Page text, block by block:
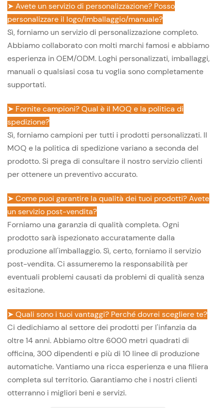
➤ Avete un servizio di personalizzazione? Posso
personalizzare il logo/imballaggio/manuale?
Sì, forniamo un servizio di personalizzazione completo.
Abbiamo collaborato con molti marchi famosi e abbiamo
esperienza in OEM/ODM. Loghi personalizzati, imballaggi,
manuali o qualsiasi cosa tu voglia sono completamente
supportati.
➤ Fornite campioni? Qual è il MOQ e la politica di
spedizione?
Sì, forniamo campioni per tutti i prodotti personalizzati. Il
MOQ e la politica di spedizione variano a seconda del
prodotto. Si prega di consultare il nostro servizio clienti
per ottenere un preventivo accurato.
➤ Come puoi garantire la qualità dei tuoi prodotti? Avete
un servizio post-vendita?
Forniamo una garanzia di qualità completa. Ogni
prodotto sarà ispezionato accuratamente dalla
produzione all'imballaggio. Sì, certo, forniamo il servizio
post-vendita. Ci assumeremo la responsabilità per
eventuali problemi causati da problemi di qualità senza
esitazione.
➤ Quali sono i tuoi vantaggi? Perché dovrei scegliere te?
Ci dedichiamo al settore dei prodotti per l'infanzia da
oltre 14 anni. Abbiamo oltre 6000 metri quadrati di
officina, 300 dipendenti e più di 10 linee di produzione
automatiche. Vantiamo una ricca esperienza e una filiera
completa sul territorio. Garantiamo che i nostri clienti
otterranno i migliori beni e servizi.